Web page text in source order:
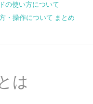
の使い方について
・操作について まとめ
は